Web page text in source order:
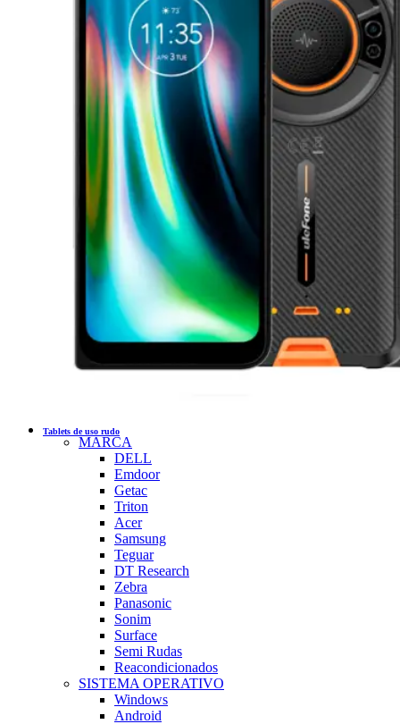
Tablets de uso rudo
MARCA
DELL
Emdoor
Getac
Triton
Acer
Samsung
Teguar
DT Research
Zebra
Panasonic
Sonim
Surface
Semi Rudas
Reacondicionados
SISTEMA OPERATIVO
Windows
Android